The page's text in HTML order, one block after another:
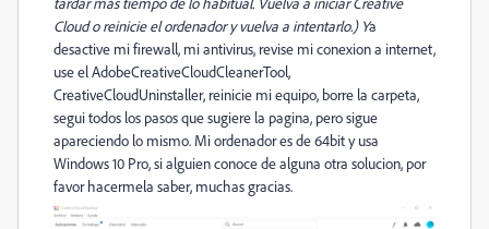
Cloud o reinicie el ordenador y vuelva a intentarlo.) Ya
desactive mi firewall, mi antivirus, revise mi conexion a internet,
use el AdobeCreativeCloudCleanerTool,
CreativeCloudUninstaller, reinicie mi equipo, borre la carpeta,
segui todos los pasos que sugiere la pagina, pero sigue
apareciendo lo mismo. Mi ordenador es de 64bit y usa
Windows 10 Pro, si alguien conoce de alguna otra solucion, por
favor hacermela saber, muchas gracias.